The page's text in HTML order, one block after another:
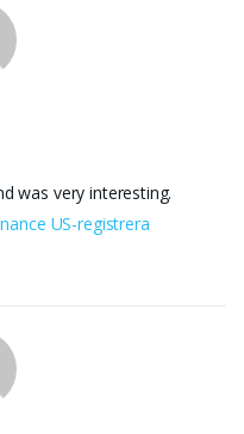
was very interesting.
US-registrera